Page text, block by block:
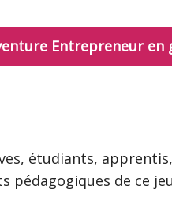
Entrepreneur en
étudiants,
de ce